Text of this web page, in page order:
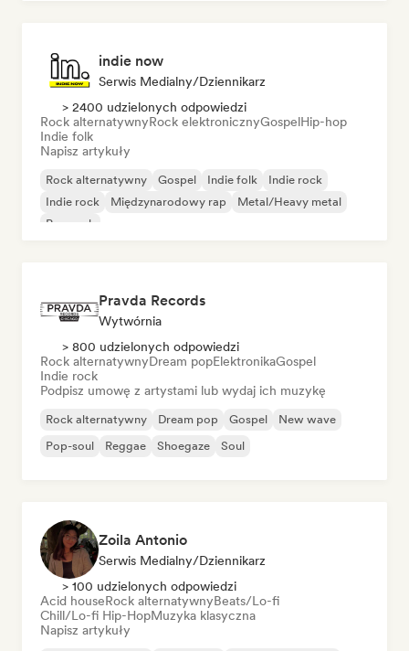
indie now
Serwis Medialny/Dziennikarz
> 2400 udzielonych odpowiedzi
Rock alternatywnyRock elektronicznyGospelHip-hop
Indie folk
Napisz artykuły
Rock alternatywny Gospel Indie folk
Indie rock
Indie rock
Międzynarodowy rap
Metal/Heavy metal
Pop rock
Pravda Records
Wytwórnia
> 800 udzielonych odpowiedzi
Rock alternatywnyDream popElektronikaGospel
Indie rock
Podpisz umowę z artystami lub wydaj ich muzykę
Rock alternatywny Dream pop Gospel
New wave
Pop-soul
Reggae Shoegaze Soul
Zoila Antonio
Serwis Medialny/Dziennikarz
> 100 udzielonych odpowiedzi
Acid houseRock alternatywnyBeats/Lo-fi
Chill/Lo-fi Hip-HopMuzyka klasyczna
Napisz artykuły